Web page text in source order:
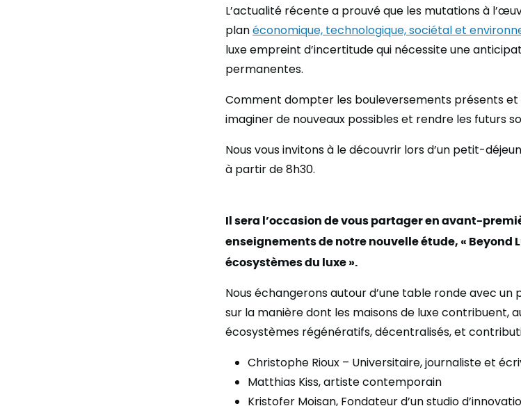
L’actualité récente a prouvé que les mutations à
planéconomique, technologique, sociétal et
luxe empreint d’incertitude qui nécessite une
permanentes.
Comment dompter les bouleversements présents
imaginer de nouveaux possibles et rendre les futurs
Nous vous invitons à le découvrir lors d’un petit-
à partir de 8h30.
Il sera l’occasion de vous partager en avant-
enseignements de notre nouvelle étude, « Beyond
écosystèmes du luxe ».
Nous échangerons autour d’une table ronde avec
sur la manière dont les maisons de luxe contribuent,
écosystèmes régénératifs, décentralisés, et
Christophe Rioux – Universitaire, journaliste et
Matthias Kiss, artiste contemporain
Kristofer Moisan, Fondateur d’un studio